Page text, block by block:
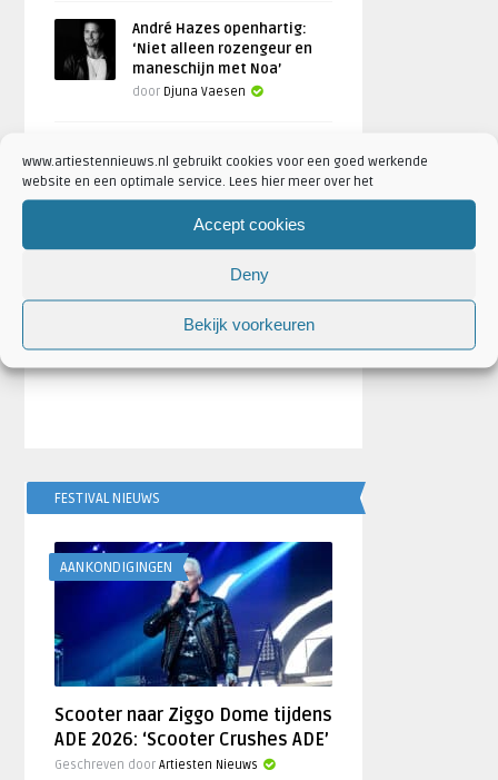
www.artiestennieuws.nl gebruikt cookies voor een goed werkende
website en een optimale service. Lees hier meer over het
Accept cookies
Deny
Bekijk voorkeuren
André Hazes openhartig:
‘Niet alleen rozengeur en
maneschijn met Noa’
door Djuna Vaesen
FESTIVAL NIEUWS
AANKONDIGINGEN
Scooter naar Ziggo Dome tijdens
ADE 2026: ‘Scooter Crushes ADE’
Geschreven doorArtiesten Nieuws